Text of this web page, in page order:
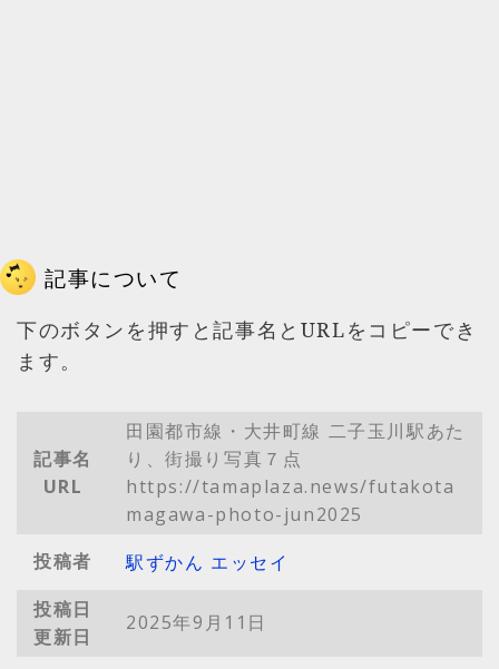
記事について
下のボタンを押すと記事名とURLをコピーでき
ます。
記事名
URL
田園都市線・大井町線 二子玉川駅あた
り、街撮り写真７点
https://tamaplaza.news/futakota
magawa-photo-jun2025
投稿者
駅ずかん エッセイ
投稿日
更新日
2025年9月11日